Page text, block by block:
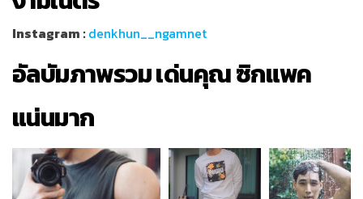
Instagram :denkhun__ngamnet
อัลบัมภาพรวม เด่นคุณ ซิกแพค
แน่นมาก